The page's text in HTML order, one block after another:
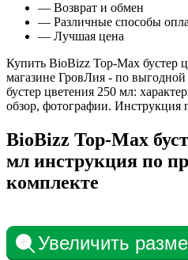
— Возврат и обмен
— Различные способы
— Лучшая цена
Купить BioBizz Top-Max бустер
магазине ГровЛия - по
бустер цветения 250 мл:
обзор, фотографии.
BioBizz Top-Max
мл инструкция по
комплекте
Увеличить